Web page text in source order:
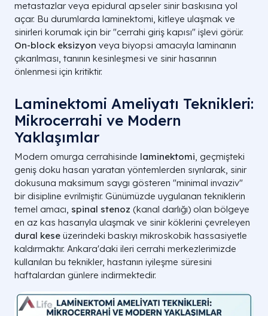
metastazlar veya epidural apseler sinir baskısına yol
açar. Bu durumlarda laminektomi, kitleye ulaşmak ve
sinirleri korumak için bir "cerrahi giriş kapısı" işlevi görür.
On-block eksizyon veya biyopsi amacıyla laminanın
çıkarılması, tanının kesinleşmesi ve sinir hasarının
önlenmesi için kritiktir.
Laminektomi Ameliyatı Teknikleri:
Mikrocerrahi ve Modern
Yaklaşımlar
Modern omurga cerrahisinde laminektomi, geçmişteki
geniş doku hasarı yaratan yöntemlerden sıyrılarak, sinir
dokusuna maksimum saygı gösteren "minimal invaziv"
bir disipline evrilmiştir. Günümüzde uygulanan tekniklerin
temel amacı, spinal stenoz (kanal darlığı) olan bölgeye
en az kas hasarıyla ulaşmak ve sinir köklerini çevreleyen
dural kese üzerindeki baskıyı mikroskobik hassasiyetle
kaldırmaktır. Ankara'daki ileri cerrahi merkezlerimizde
kullanılan bu teknikler, hastanın iyileşme süresini
haftalardan günlere indirmektedir.